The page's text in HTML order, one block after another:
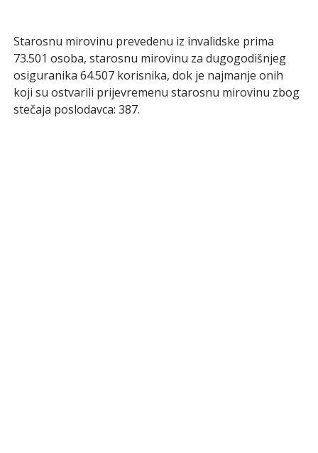
Starosnu mirovinu prevedenu iz invalidske prima
73.501 osoba, starosnu mirovinu za dugogodišnjeg
osiguranika 64.507 korisnika, dok je najmanje onih
koji su ostvarili prijevremenu starosnu mirovinu zbog
stečaja poslodavca: 387.